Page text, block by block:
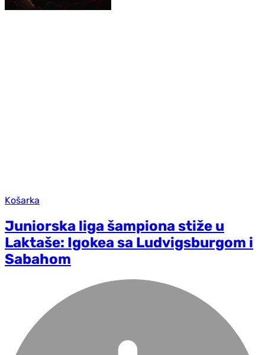
Košarka
Juniorska liga šampiona stiže u
Laktaše: Igokea sa Ludvigsburgom i
Sabahom